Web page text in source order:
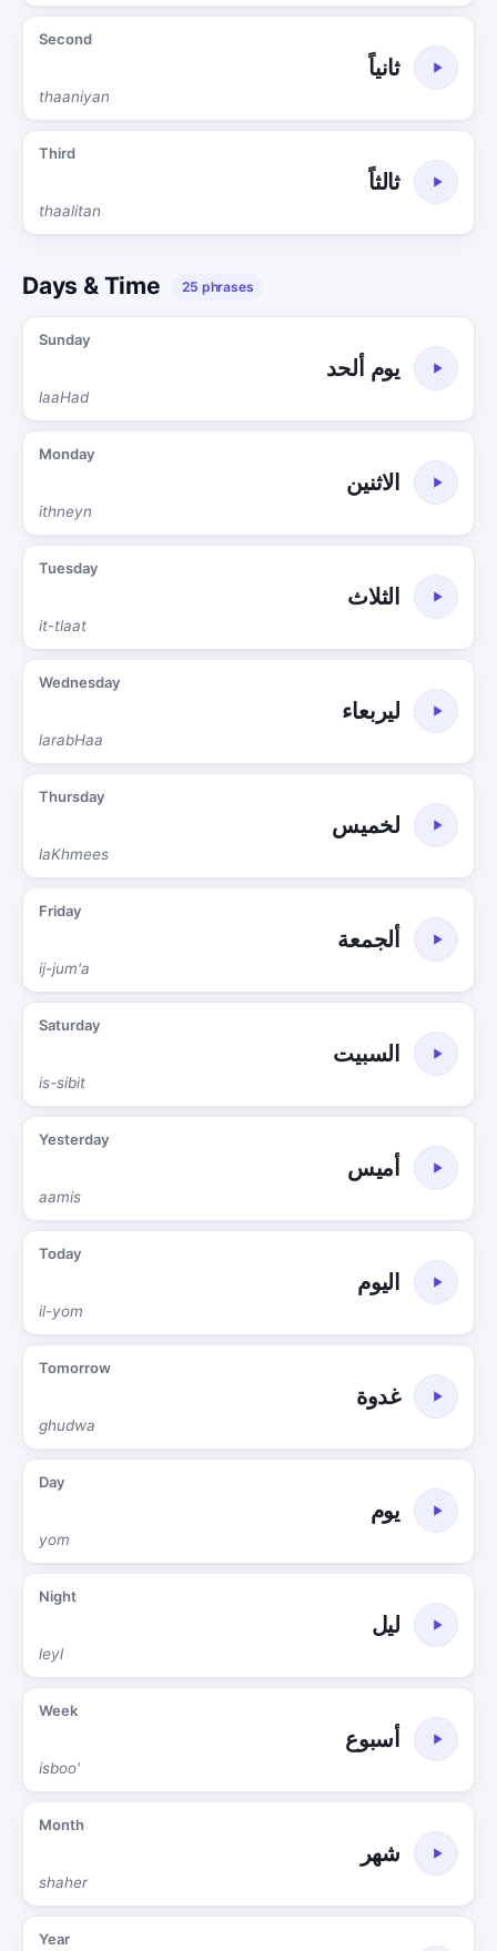
Second
ثانياً
thaaniyan
Third
ثالثاً
thaalitan
Days & Time 25 phrases
Sunday
يوم ألحد
laaHad
Monday
الاثنين
ithneyn
Tuesday
الثلاث
it-tlaat
Wednesday
ليربعاء
larabHaa
Thursday
لخميس
laKhmees
Friday
ألجمعة
ij-jum'a
Saturday
السبيت
is-sibit
Yesterday
أميس
aamis
Today
اليوم
il-yom
Tomorrow
غدوة
ghudwa
Day
يوم
yom
Night
ليل
leyl
Week
أسبوع
isboo'
Month
شهر
shaher
Year